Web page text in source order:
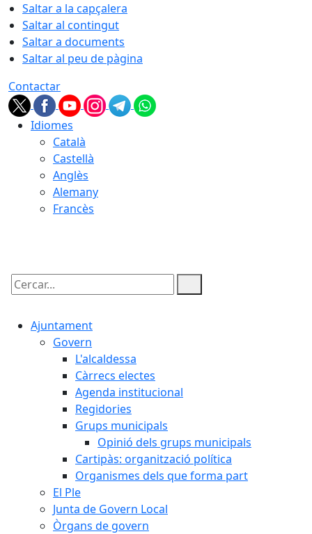
Saltar a la capçalera
Saltar al contingut
Saltar a documents
Saltar al peu de pàgina
Contactar
Idiomes
Català
Castellà
Anglès
Alemany
Francès
Cercar:
Ajuntament
Govern
L'alcaldessa
Càrrecs electes
Agenda institucional
Regidories
Grups municipals
Opinió dels grups municipals
Cartipàs: organització política
Organismes dels que forma part
El Ple
Junta de Govern Local
Òrgans de govern